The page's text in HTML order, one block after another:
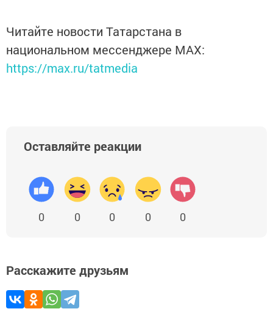
Читайте новости Татарстана в
национальном мессенджере MАХ:
https://max.ru/tatmedia
Оставляйте реакции
0 0 0 0 0
Расскажите друзьям